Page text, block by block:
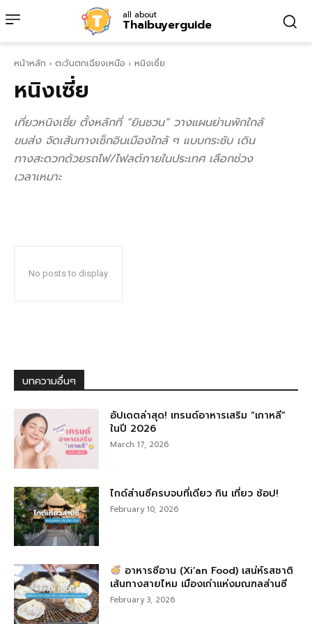
all about
Thaibuyerguide
หน้าหลัก ตะวันตกเฉียงเหนือ หนิงเซี่ย
หนิงเซี่ย
เที่ยวหนิงเซี่ย ตั้งหลักที่ “ยินชวน” วางแผนย่านพักใกล้
ขนส่ง จัดเส้นทางเช็กอินเมืองใกล้ ๆ แบบกระชับ เดิน
ทางสะดวกด้วยรถไฟ/ไฟลต์ภายในประเทศ เลือกช่วง
เวลาเหมาะ
No posts to display
บทความอื่นๆ
อัปเดตล่าสุด! เทรนด์อาหารเสริม “เกาหลี”
ในปี 2026
March 17, 2026
ไกด์ส่านซีครบจบที่เดียว กิน เที่ยว ช้อป!
February 10, 2026
อาหารซีอาน (Xi’an Food) เสน่ห์รสชาติ
เส้นทางสายไหม เมืองเก่าแห่งมณฑลส่านซี
February 3, 2026